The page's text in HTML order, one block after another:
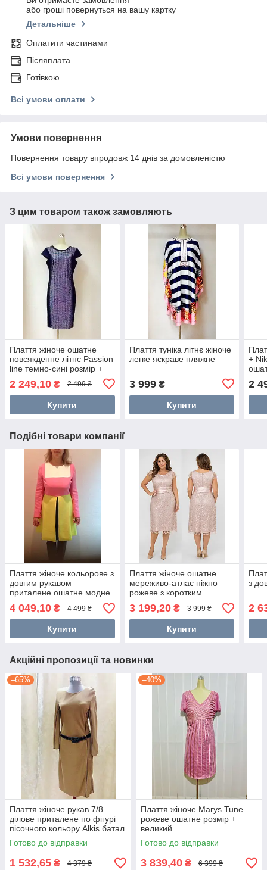
або гроші повернуться на вашу картку
Детальніше
Оплатити частинами
Післяплата
Готівкою
Всі умови оплати
Умови повернення
Повернення товару впродовж 14 днів за домовленістю
Всі умови повернення
З цим товаром також замовляють
Плаття жіноче ошатне
повсякденне літнє Passion
line темно-сині розмір +
велике розмір приталене
2 249,10 ₴ 2 499 ₴
Купити
Плаття туніка літнє жіноче
легке яскраве пляжне
3 999₴
Купити
+
2
Подібні товари компанії
Плаття жіноче кольорове з
довгим рукавом
приталене ошатне модне
стильне повсякденне
4 049,10 ₴ 4 499 ₴
Купити
Плаття жіноче ошатне
мереживо-атлас ніжно
рожеве з коротким
рукавом приталене по
бігурі 46
3 199,20₴ 3 999 ₴
Купити
з
2
Акційні пропозиції та новинки
–65%
Плаття жіноче рукав 7/8
ділове приталене по фігурі
пісочного кольору Alkis батал
Готово до відправки
1 532,65 ₴ 4 379 ₴
–40%
Плаття жіноче Marys Tune
рожеве ошатне розмір +
великий
Готово до відправки
3 839,40 ₴ 6 399 ₴